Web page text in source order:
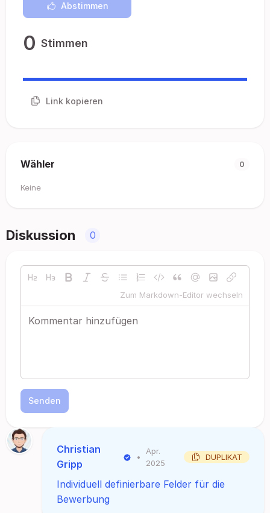
Abstimmen
0 Stimmen
Link kopieren
Wähler 0
Keine
Diskussion 0
Zum Markdown-Editor wechseln
Senden
Christian
Gripp
•
Apr.
2025
DUPLIKAT
Individuell definierbare Felder für die
Bewerbung